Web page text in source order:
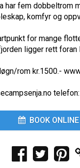
har fem dobbeltrom
komfyr og
for mange
ligger rett foran
rom kr.1500.-
BOOK ONLINE